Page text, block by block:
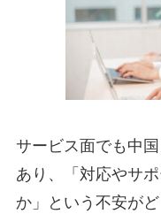
サービス面でも中
あり、「対応やサ
か」という不安が